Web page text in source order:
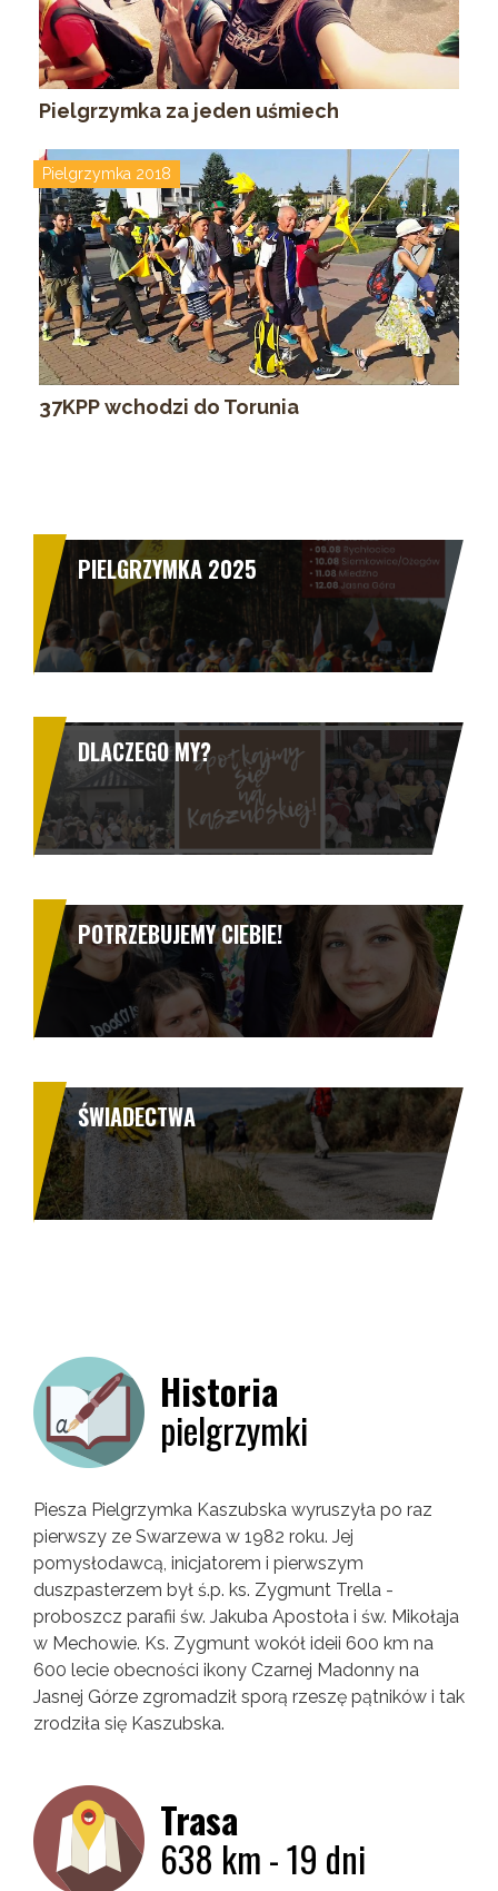
Pielgrzymka za jeden uśmiech
Pielgrzymka 2018
37KPP wchodzi do Torunia
PIELGRZYMKA 2025
DLACZEGO MY?
POTRZEBUJEMY CIEBIE!
ŚWIADECTWA
Historia
pielgrzymki
Piesza Pielgrzymka Kaszubska wyruszyła po raz
pierwszy ze Swarzewa w 1982 roku. Jej
pomysłodawcą, inicjatorem i pierwszym
duszpasterzem był ś.p. ks. Zygmunt Trella -
proboszcz parafii św. Jakuba Apostoła i św. Mikołaja
w Mechowie. Ks. Zygmunt wokół ideii 600 km na
600 lecie obecności ikony Czarnej Madonny na
Jasnej Górze zgromadził sporą rzeszę pątników i tak
zrodziła się Kaszubska.
Trasa
638 km - 19 dni